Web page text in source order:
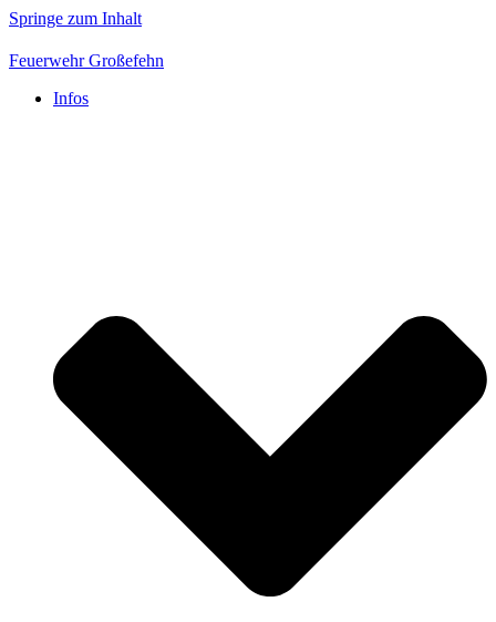
Springe zum Inhalt
Feuerwehr Großefehn
Infos